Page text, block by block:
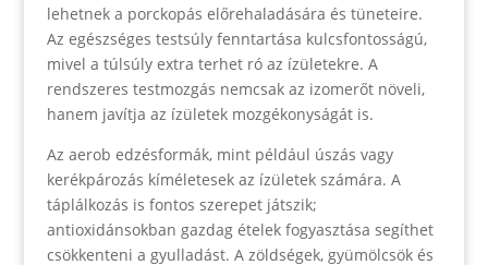
lehetnek a porckopás előrehaladására és tüneteire.
Az egészséges testsúly fenntartása kulcsfontosságú,
mivel a túlsúly extra terhet ró az ízületekre. A
rendszeres testmozgás nemcsak az izomerőt növeli,
hanem javítja az ízületek mozgékonyságát is.
Az aerob edzésformák, mint például úszás vagy
kerékpározás kíméletesek az ízületek számára. A
táplálkozás is fontos szerepet játszik;
antioxidánsokban gazdag ételek fogyasztása segíthet
csökkenteni a gyulladást. A zöldségek, gyümölcsök és